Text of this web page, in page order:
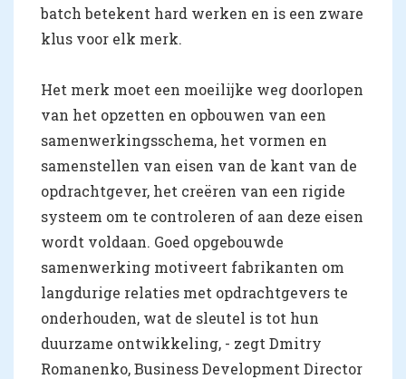
batch betekent hard werken en is een zware
klus voor elk merk.
Het merk moet een moeilijke weg doorlopen
van het opzetten en opbouwen van een
samenwerkingsschema, het vormen en
samenstellen van eisen van de kant van de
opdrachtgever, het creëren van een rigide
systeem om te controleren of aan deze eisen
wordt voldaan. Goed opgebouwde
samenwerking motiveert fabrikanten om
langdurige relaties met opdrachtgevers te
onderhouden, wat de sleutel is tot hun
duurzame ontwikkeling, - zegt Dmitry
Romanenko, Business Development Director